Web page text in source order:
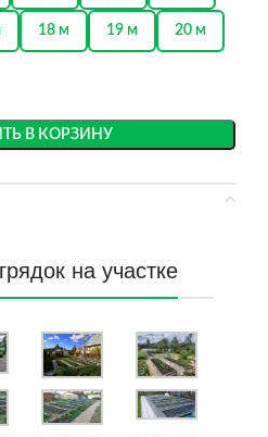
18 м 19 м 20 м
В КОРЗИНУ
на участке